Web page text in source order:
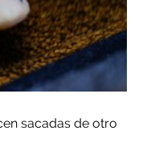
sacadas de otro